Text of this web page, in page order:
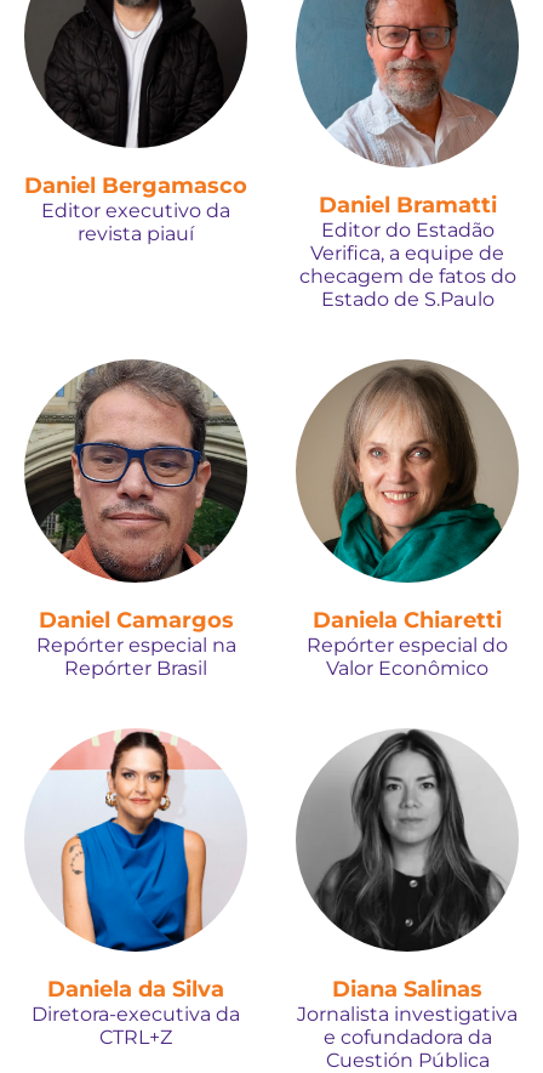
Daniel Bergamasco
Editor executivo da
revista piauí
Daniel Bramatti
Editor do Estadão
Verifica, a equipe de
checagem de fatos do
Estado de S.Paulo
Daniel Camargos
Repórter especial na
Repórter Brasil
Daniela Chiaretti
Repórter especial do
Valor Econômico
Daniela da Silva
Diretora-executiva da
CTRL+Z
Diana Salinas
Jornalista investigativa
e cofundadora da
Cuestión Pública